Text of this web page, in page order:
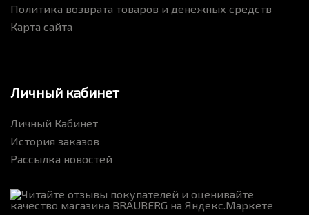
Политика возврата товаров и денежных средств
Карта сайта
Личный кабинет
Личный Кабинет
История заказов
Рассылка новостей